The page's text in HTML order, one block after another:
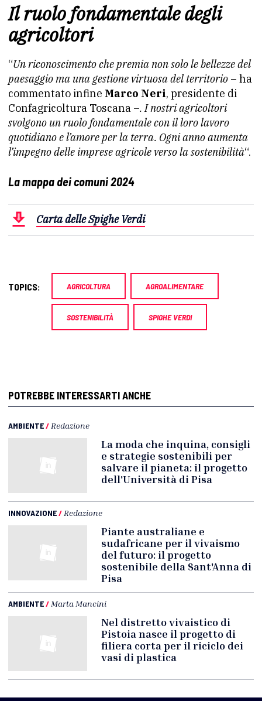
Il ruolo fondamentale degli
agricoltori
“Un riconoscimento che premia non solo le bellezze del
paesaggio ma una gestione virtuosa del territorio – ha
commentato infine Marco Neri, presidente di
Confagricoltura Toscana –. I nostri agricoltori
svolgono un ruolo fondamentale con il loro lavoro
quotidiano e l’amore per la terra. Ogni anno aumenta
l’impegno delle imprese agricole verso la sostenibilità“.
La mappa dei comuni 2024
Carta delle Spighe Verdi
TOPICS: AGRICOLTURA AGROALIMENTARE
SOSTENIBILITÀ SPIGHE VERDI
POTREBBE INTERESSARTI ANCHE
AMBIENTE/ Redazione
La moda che inquina, consigli
e strategie sostenibili per
salvare il pianeta: il progetto
dell'Università di Pisa
INNOVAZIONE/ Redazione
Piante australiane e
sudafricane per il vivaismo
del futuro: il progetto
sostenibile della Sant'Anna di
Pisa
AMBIENTE/ Marta Mancini
Nel distretto vivaistico di
Pistoia nasce il progetto di
filiera corta per il riciclo dei
vasi di plastica